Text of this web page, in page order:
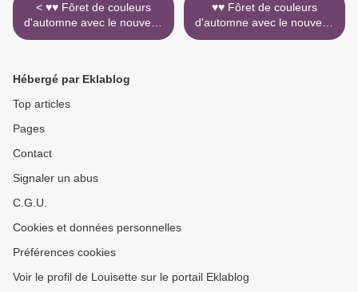
< ♥♥ Fôret de couleurs
d'automne avec le nouveau
Passenger, d'Arne Quinze à
♥♥ Fôret de couleurs
d'automne avec le nouveau
Passenger, d'Arne Quinze à
Hébergé par Eklablog
Top articles
Pages
Contact
Signaler un abus
C.G.U.
Cookies et données personnelles
Préférences cookies
Voir le profil de Louisette sur le portail Eklablog